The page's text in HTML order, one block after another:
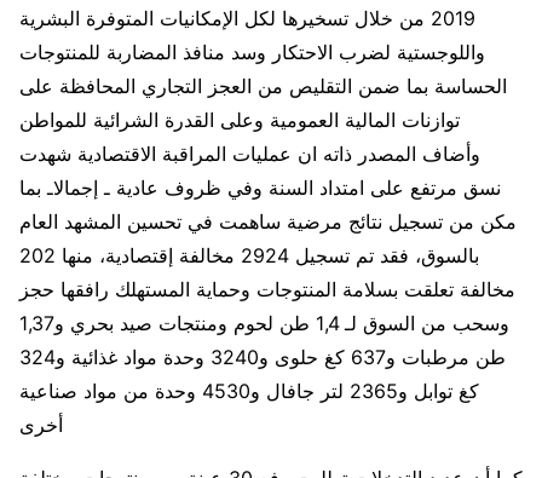
2019 من خلال تسخيرها لكل الإمكانيات المتوفرة البشرية
واللوجستية لضرب الاحتكار وسد منافذ المضاربة للمنتوجات
الحساسة بما ضمن التقليص من العجز التجاري المحافظة على
توازنات المالية العمومية وعلى القدرة الشرائية للمواطن
وأضاف المصدر ذاته ان عمليات المراقبة الاقتصادية شهدت
نسق مرتفع على امتداد السنة وفي ظروف عادية ـ إجمالاـ بما
مكن من تسجيل نتائج مرضية ساهمت في تحسين المشهد العام
بالسوق، فقد تم تسجيل 2924 مخالفة إقتصادية، منها 202
مخالفة تعلقت بسلامة المنتوجات وحماية المستهلك رافقها حجز
وسحب من السوق لـ 1,4 طن لحوم ومنتجات صيد بحري و1,37
طن مرطبات و637 كغ حلوى و3240 وحدة مواد غذائية و324
كغ توابل و2365 لتر جافال و4530 وحدة من مواد صناعية
أخرى